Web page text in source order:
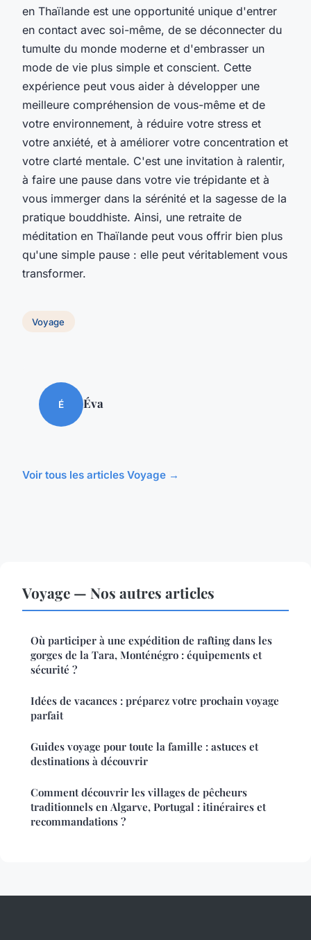
en Thaïlande est une opportunité unique d'entrer
en contact avec soi-même, de se déconnecter du
tumulte du monde moderne et d'embrasser un
mode de vie plus simple et conscient. Cette
expérience peut vous aider à développer une
meilleure compréhension de vous-même et de
votre environnement, à réduire votre stress et
votre anxiété, et à améliorer votre concentration et
votre clarté mentale. C'est une invitation à ralentir,
à faire une pause dans votre vie trépidante et à
vous immerger dans la sérénité et la sagesse de la
pratique bouddhiste. Ainsi, une retraite de
méditation en Thaïlande peut vous offrir bien plus
qu'une simple pause : elle peut véritablement vous
transformer.
Voyage
É Éva
Voir tous les articles Voyage →
Voyage — Nos autres articles
Où participer à une expédition de rafting dans les
gorges de la Tara, Monténégro : équipements et
sécurité ?
Idées de vacances : préparez votre prochain voyage
parfait
Guides voyage pour toute la famille : astuces et
destinations à découvrir
Comment découvrir les villages de pêcheurs
traditionnels en Algarve, Portugal : itinéraires et
recommandations ?